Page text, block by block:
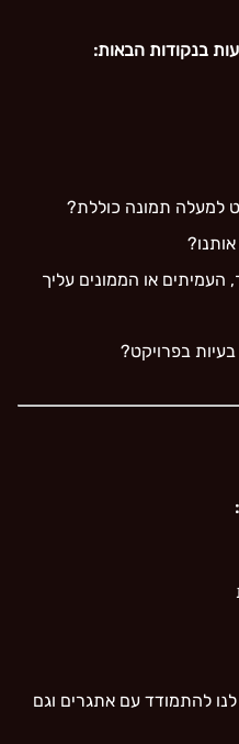
בנקודות הבאות:
למעלה תמונה כוללת?
או הממונים עליך
בפרויקט?
להתמודד עם אתגרים וגם